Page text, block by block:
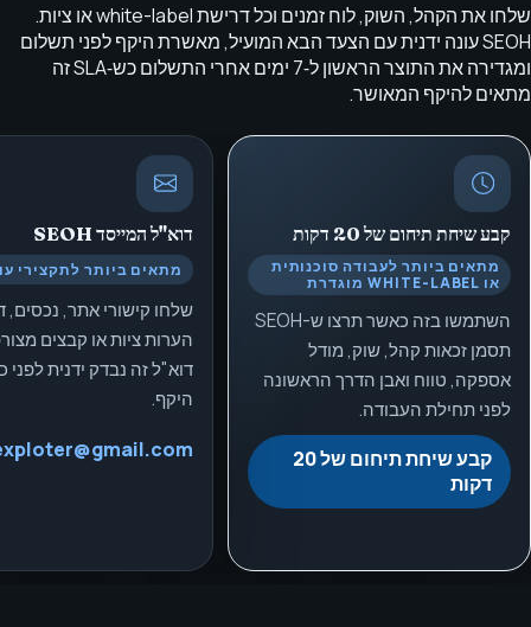
שלחו את הקהל, השוק, לוח זמנים וכל דרישת white-label או ציות.
SEOH עונה ידנית עם הצעד הבא המועיל, מאשרת היקף לפני תשלום
ומגדירה את התוצר הראשון ל‑7 ימים אחרי התשלום כש‑SLA זה
מתאים להיקף המאושר.
קבע שיחת תיחום של 20 דקות
מתאים ביותר לעבודה סוכנותית
או WHITE-LABEL מוגדרת
השתמשו בזה כאשר תרצו ש-SEOH
תסמן זכאות קהל, שוק, מודל
אספקה, טווח ואבן הדרך הראשונה
לפני תחילת העבודה.
קבע שיחת תיחום של 20
דקות
דוא"ל המייסד
מתאים ביותר לתקצירי
שלחו קישורי אתר, נכסים,
הערות ציות או קבצים
דוא"ל זה נבדק ידנית
היקף.